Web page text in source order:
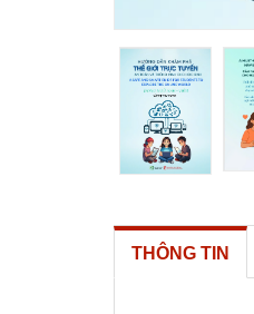
THÔNG TIN